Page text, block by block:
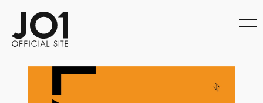
SCHEDULE
DISCOGRAPHY